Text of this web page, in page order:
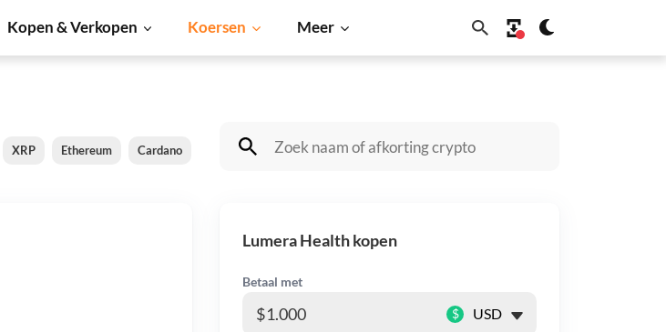
Kopen & Verkopen Koersen Meer
XRP Ethereum Cardano Shiba Inu Dogecoin Solana BNB
Lumera Health kopen
Betaal met
$